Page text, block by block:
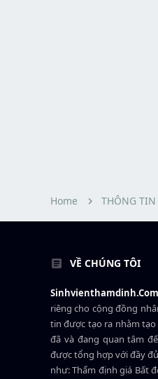
Home THÔNG TIN
VỀ CHÚNG TÔI
Sinhvienthamdinh.Com
riêng cho cộng đồng
tin được tạo ra nhằm
đã và đang quan tâm
được tổng hợp với đầy
như: Thẩm định giá Bất